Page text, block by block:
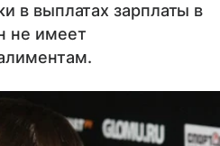
в выплатах зарплаты в
не имеет